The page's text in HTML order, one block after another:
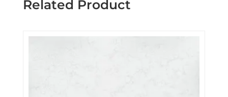
Related Product